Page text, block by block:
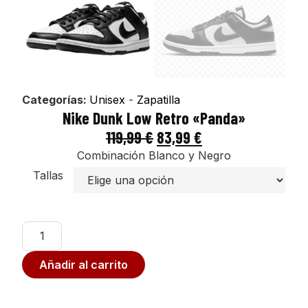
Categorías: Unisex - Zapatilla
Nike Dunk Low Retro «Panda»
119,99€ 83,99 €
Combinación Blanco y Negro
Tallas
Añadir al carrito